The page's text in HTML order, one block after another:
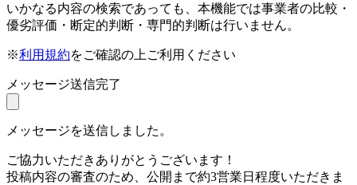
いかなる内容の検索であっても、本機能では事業者の比較・
優劣評価・断定的判断・専門的判断は行いません。
※利用規約をご確認の上ご利用ください
メッセージ送信完了
メッセージを送信しました。
ご協力いただきありがとうございます！
投稿内容の審査のため、公開まで約3営業日程度いただきま